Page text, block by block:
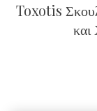
Toxotis